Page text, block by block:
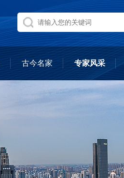
古今名家 专家风采